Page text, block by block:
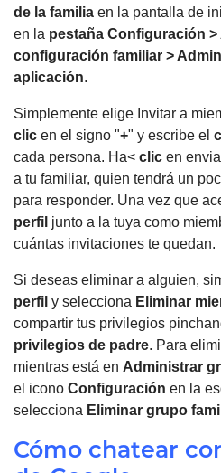
de la familia en la pantalla de
en la pestaña Configuración
configuración familiar >
aplicación.
Simplemente elige Invitar a
clic en el signo "+" y escribe el
cada persona. Ha< clic en
a tu familiar, quien tendrá un
para responder. Una vez que
perfil junto a la tuya como
cuántas invitaciones te quedan.
Si deseas eliminar a alguien,
perfil y selecciona Eliminar
compartir tus privilegios
privilegios de padre. Para
mientras está en Administrar
el icono Configuración en la
selecciona Eliminar grupo
Cómo chatear